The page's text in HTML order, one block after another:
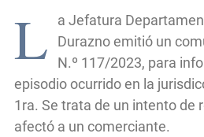
L
a Jefatura
Durazno emitió un
N.º 117/2023, para
episodio ocurrido en la
1ra. Se trata de un intento de
afectó a un comerciante.